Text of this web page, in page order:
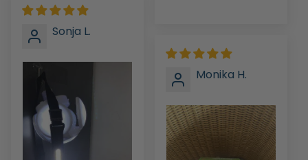
Sonja L.
Monika H.